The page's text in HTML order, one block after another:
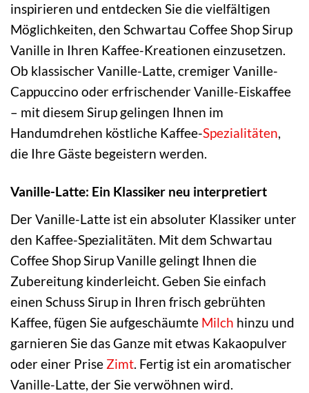
inspirieren und entdecken Sie die vielfältigen
Möglichkeiten, den Schwartau Coffee Shop Sirup
Vanille in Ihren Kaffee-Kreationen einzusetzen.
Ob klassischer Vanille-Latte, cremiger Vanille-
Cappuccino oder erfrischender Vanille-Eiskaffee
– mit diesem Sirup gelingen Ihnen im
Handumdrehen köstliche Kaffee-Spezialitäten,
die Ihre Gäste begeistern werden.
Vanille-Latte: Ein Klassiker neu interpretiert
Der Vanille-Latte ist ein absoluter Klassiker unter
den Kaffee-Spezialitäten. Mit dem Schwartau
Coffee Shop Sirup Vanille gelingt Ihnen die
Zubereitung kinderleicht. Geben Sie einfach
einen Schuss Sirup in Ihren frisch gebrühten
Kaffee, fügen Sie aufgeschäumte Milch hinzu und
garnieren Sie das Ganze mit etwas Kakaopulver
oder einer Prise Zimt. Fertig ist ein aromatischer
Vanille-Latte, der Sie verwöhnen wird.